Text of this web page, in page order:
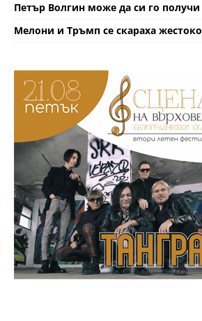
Петър Волгин може да си го получи
Мелони и Тръмп се скараха жестоко